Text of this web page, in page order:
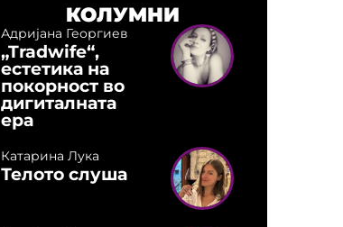
КОЛУМНИ
Адријана Георгиев
„Tradwife“,
естетика на
покорност во
дигиталната
ера
Катарина Лука
Телото слуша